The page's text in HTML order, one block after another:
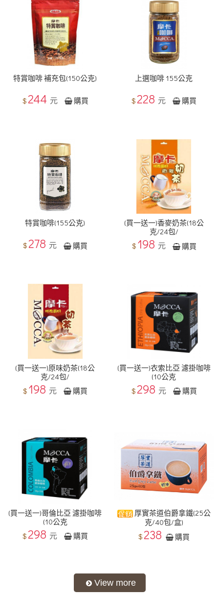
特賞咖啡 補充包(150公克)
$ 244 元 購買
上選咖啡 155公克
$ 228 元 購買
特賞咖啡(155公克)
$ 278 元 購買
(買一送一)香麥奶茶(18公
克/24包/
$ 198 元 購買
(買一送一)原味奶茶(18公
克/24包/
$ 198 元 購買
(買一送一)衣索比亞 濾掛咖啡
(10公克
$ 298 元 購買
(買一送一)哥倫比亞 濾掛咖啡
(10公克
$ 298 元 購買
厚實茶道伯爵拿鐵(25公
克/40包/盒)
$ 238 購買